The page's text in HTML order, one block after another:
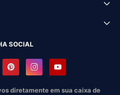
SOCIAL
diretamente em sua caixa de